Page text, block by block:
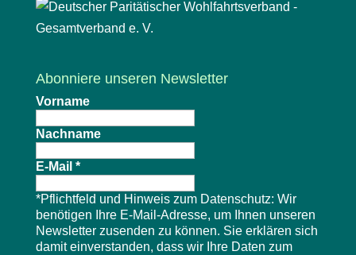
Abonniere unseren Newsletter
Vorname
Nachname
E-Mail *
*Pflichtfeld und Hinweis zum Datenschutz: Wir
benötigen Ihre E-Mail-Adresse, um Ihnen unseren
Newsletter zusenden zu können. Sie erklären sich
damit einverstanden, dass wir Ihre Daten zum